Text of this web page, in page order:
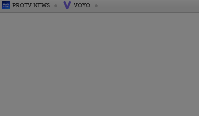
PROTV NEWS VOYO